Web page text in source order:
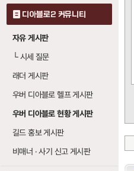
디아블로2 커뮤니티
자유 게시판
└시세 질문
래더 게시판
우버 디아블로 헬프 게시판
우버 디아블로 현황 게시판
길드 홍보 게시판
비매너 · 사기 신고 게시판